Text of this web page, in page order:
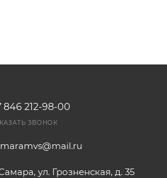
846 212-98-00
ЗВОНОК
ул. Грозненская, д. 35